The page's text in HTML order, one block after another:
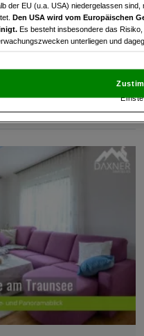
GmbH
der EU (u.a. USA) niedergelassen
Den USA wird vom Europäischen
Es besteht insbesondere das
unterliegen und
gegen die Verarbeitung auf der
die sich auf jeder Seite
genauer Standortdaten.
Informationen auf einem Endgerät.
Performance von Inhalten,